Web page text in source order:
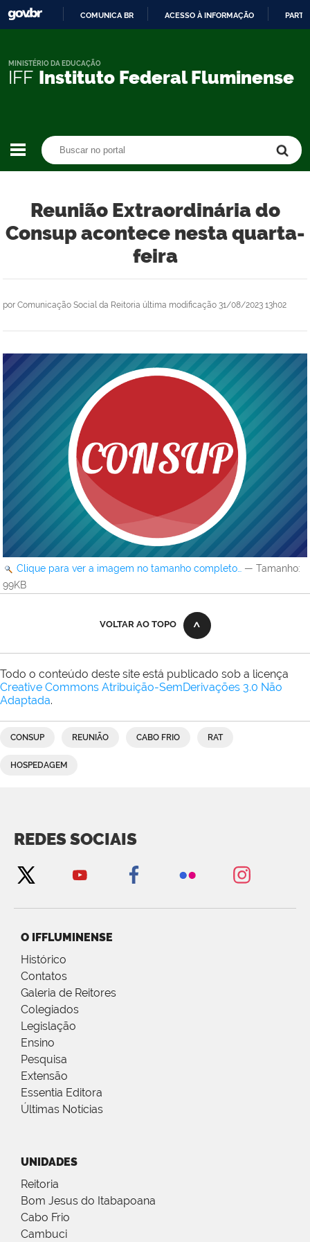
CONTEÚDO
COMUNICA BR ACESSO À INFORMAÇÃO
IFF Instituto Federal Fluminense
MINISTÉRIO DA EDUCAÇÃO
Reunião Extraordinária do
Consup acontece nesta quarta-
feira
por Comunicação Social da Reitoria última modificação 31/08/2023 13h02
Clique para ver a imagem no tamanho completo… — Tamanho:
99KB
VOLTAR AO TOPO
Todo o conteúdo deste site está publicado sob a licença
Creative Commons Atribuição-SemDerivações 3.0 Não
Adaptada.
CONSUP REUNIÃO CABO FRIO RAT
HOSPEDAGEM
REDES SOCIAIS
O IFFLUMINENSE
Histórico
Contatos
Galeria de Reitores
Colegiados
Legislação
Ensino
Pesquisa
Extensão
Essentia Editora
Últimas Notícias
UNIDADES
Reitoria
Bom Jesus do Itabapoana
Cabo Frio
Cambuci